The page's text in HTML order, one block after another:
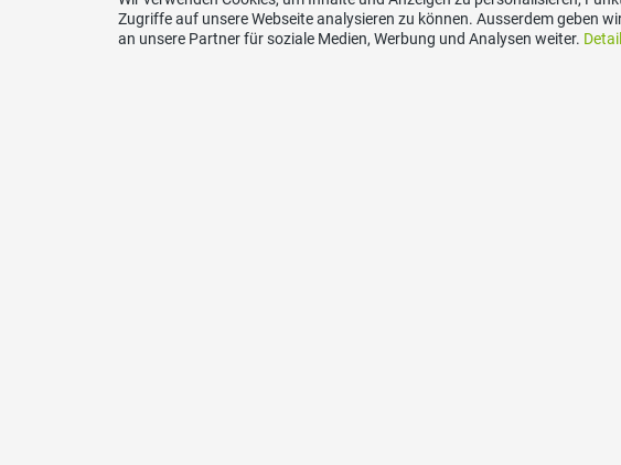
Zugriffe auf unsere Webseite analysieren zu können. Ausserdem geben
an unsere Partner für soziale Medien, Werbung und Analysen weiter.